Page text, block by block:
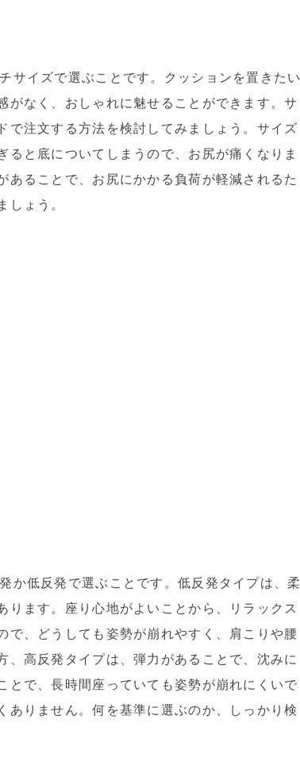
イズで選ぶことです。クッションを置きたい
なく、おしゃれに魅せることができます。サ
で注文する方法を検討してみましょう。サイズ
と底についてしまうので、お尻が痛くなりま
ることで、お尻にかかる負荷が軽減されるた
しょう。
低反発で選ぶことです。低反発タイプは、柔
ります。座り心地がよいことから、リラックス
で、どうしても姿勢が崩れやすく、肩こりや腰
高反発タイプは、弾力があることで、沈みに
とで、長時間座っていても姿勢が崩れにくいで
りません。何を基準に選ぶのか、しっかり検